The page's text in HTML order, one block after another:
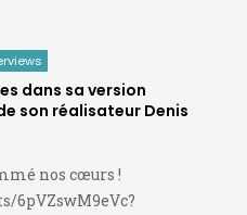
dans sa version
son réalisateur Denis
nos cœurs !
6pVZswM9eVc?